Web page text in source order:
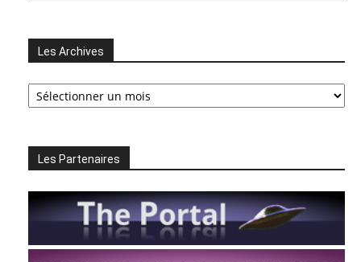
Les Archives
Les
Archives
Les Partenaires